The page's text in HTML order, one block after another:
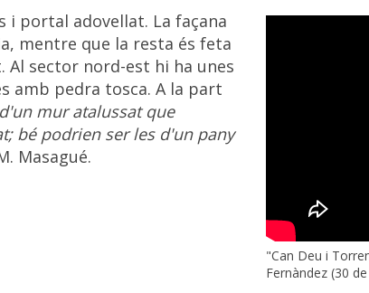
i portal adovellat. La façana
mentre que la resta és feta
sector nord-est hi ha unes
amb pedra tosca. A la part
mur atalussat que
bé podrien ser les d'un pany
Masagué.
"Can Deu i
Fernàndez (30